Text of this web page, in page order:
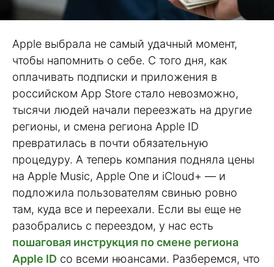
Apple выбрала не самый удачный момент,
чтобы напомнить о себе. С того дня, как
оплачивать подписки и приложения в
российском App Store стало невозможно,
тысячи людей начали переезжать на другие
регионы, и смена региона Apple ID
превратилась в почти обязательную
процедуру. А теперь компания подняла цены
на Apple Music, Apple One и iCloud+ — и
подложила пользователям свинью ровно
там, куда все и переехали. Если вы еще не
разобрались с переездом, у нас есть
пошаговая инструкция по смене региона
Apple ID со всеми нюансами. Разберемся, что